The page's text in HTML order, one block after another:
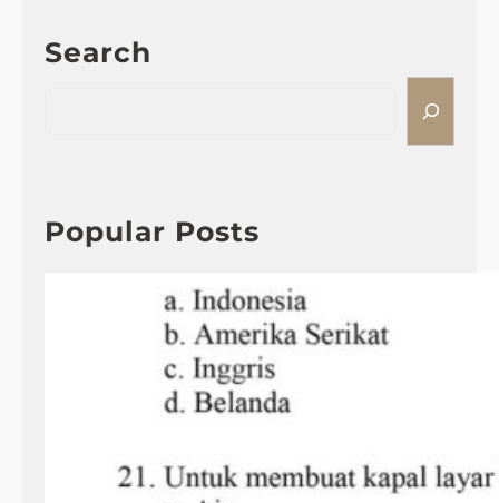
Search
h
Popular Posts